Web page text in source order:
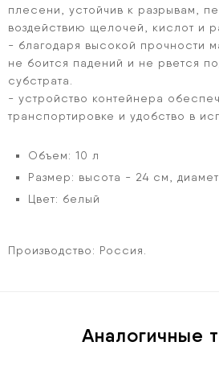
плесени, устойчив к разрывам,
воздействию щелочей, кислот и
- благодаря высокой прочности
не боится падений и не рвется
субстрата.
- устройство контейнера
транспортировке и удобство в
Объем: 10 л
Размер: высота - 24 см,
Цвет: белый
Производство: Россия.
Аналогичные